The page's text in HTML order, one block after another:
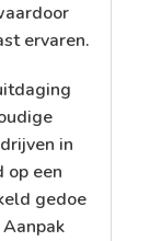
ervaren.
in
op een
gedoe